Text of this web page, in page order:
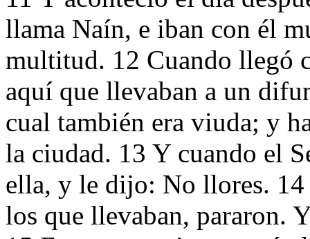
llama Naín, e iban con él
multitud. 12 Cuando llegó
aquí que llevaban a un
cual también era viuda; y
la ciudad. 13 Y cuando el
ella, y le dijo: No llores. 14
los que llevaban, pararon.